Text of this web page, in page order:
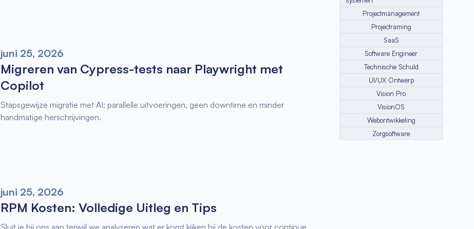
juni 25, 2026
Migreren van Cypress-tests naar Playwright met
Copilot
Stapsgewijze migratie met AI: parallelle uitvoeringen, geen downtime en minder
handmatige herschrijvingen.
juni 25, 2026
RPM Kosten: Volledige Uitleg en Tips
Sluit je bij ons aan terwijl we analyseren wat er komt kijken bij de kosten voor continue
Projectmanagement
Projectraming
SaaS
Software Engineer
Technische Schuld
UI/UX Ontwerp
Vision Pro
VisionOS
Webontwikkeling
Zorgsoftware